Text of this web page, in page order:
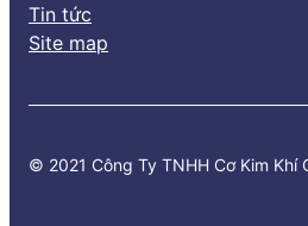
Tin tức
Site map
© 2021 Công Ty TNHH Cơ Kim Khí